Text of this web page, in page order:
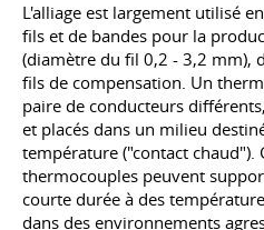
L'alliage est largement utilisé
fils et de bandes pour la
(diamètre du fil 0,2 - 3,2 mm),
fils de compensation. Un
paire de conducteurs
et placés dans un milieu
température ("contact chaud").
thermocouples peuvent
courte durée à des
dans des environnements